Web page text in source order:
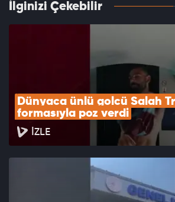
İlginizi Çekebilir
Dünyaca ünlü golcü Salah
formasıyla poz verdi
İZLE